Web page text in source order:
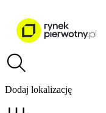
Dodaj lokalizację